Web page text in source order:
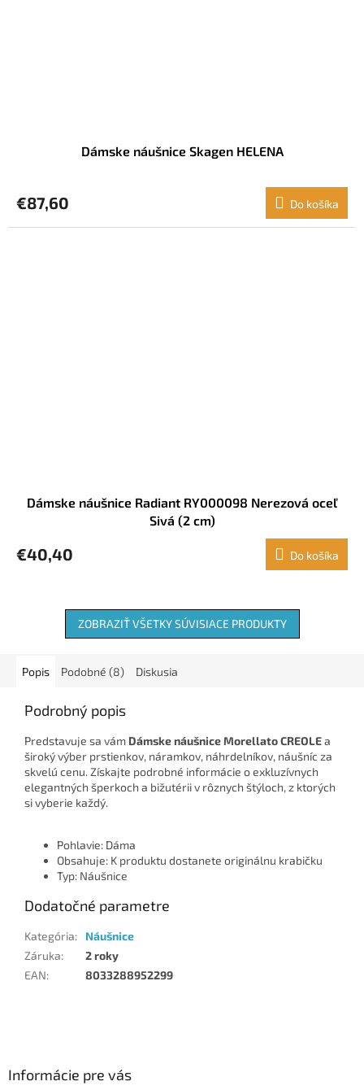
Dámske náušnice Skagen HELENA
€87,60 Do košíka
Dámske náušnice Radiant RY000098 Nerezová oceľ
Sivá (2 cm)
€40,40 Do košíka
ZOBRAZIŤ VŠETKY SÚVISIACE PRODUKTY
Popis Podobné (8) Diskusia
Podrobný popis
Predstavuje sa vám Dámske náušnice Morellato CREOLEa
široký výber prstienkov, náramkov, náhrdelníkov, náušníc za
skvelú cenu. Získajte podrobné informácie o exkluzívnych
elegantných šperkoch a bižutérii v rôznych štýloch, z ktorých
si vyberie každý.
Pohlavie: Dáma
Obsahuje: K produktu dostanete originálnu krabičku
Typ: Náušnice
Dodatočné parametre
Kategória:
Náušnice
Záruka:
2 roky
EAN: 8033288952299
Informácie pre vás